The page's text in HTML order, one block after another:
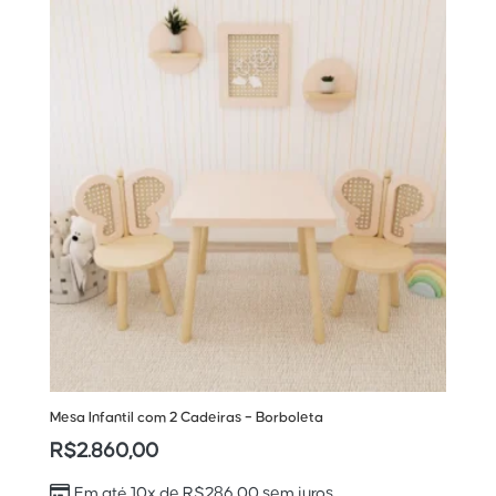
Mesa Infantil com 2 Cadeiras – Borboleta
R$2.860,00